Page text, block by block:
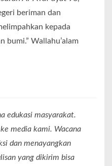
beriman dan
kepada
bumi.” Wallahu’alam
edukasi masyarakat.
media kami. Wacana
dan menayangkan
yang dikirim bisa